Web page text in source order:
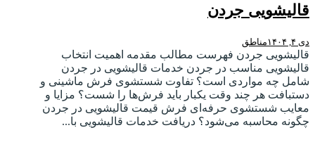
قالیشویی جردن
دی ۴, ۱۴۰۴ مناطق
قالیشویی جردن فهرست مطالب مقدمه اهمیت انتخاب
قالیشویی مناسب در جردن خدمات قالیشویی در جردن
شامل چه مواردی است؟ تفاوت شستشوی فرش ماشینی و
دستبافت هر چند وقت یکبار باید فرش‌ها را شست؟ مزایا و
معایب شستشوی حرفه‌ای فرش قیمت قالیشویی در جردن
چگونه محاسبه می‌شود؟ دریافت خدمات قالیشویی با...